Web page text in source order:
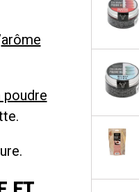
arôme
poudre